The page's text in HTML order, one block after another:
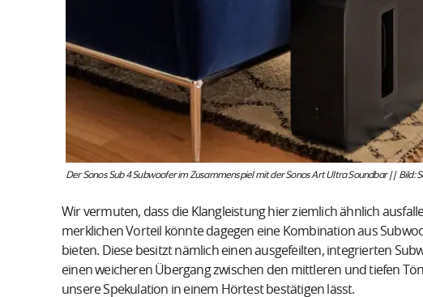
Der Sonos Sub 4 Subwoofer im Zusammenspiel mit der Sonos Art Ultra Soundbar || Bild:
Wir vermuten, dass die Klangleistung hier ziemlich ähnlich
merklichen Vorteil könnte dagegen eine Kombination aus
bieten. Diese besitzt nämlich einen ausgefeilten, integrierten
einen weicheren Übergang zwischen den mittleren und tiefen
unsere Spekulation in einem Hörtest bestätigen lässt.